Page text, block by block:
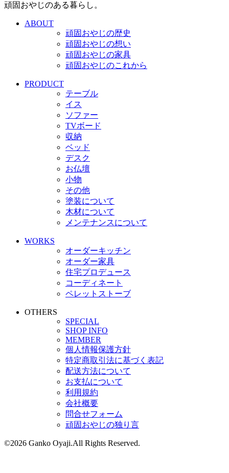
頑固おやじのある暮らし。
ABOUT
頑固おやじの歴史
頑固おやじの想い
頑固おやじの家具
頑固おやじのこれから
PRODUCT
テーブル
イス
ソファー
TVボード
収納
ベッド
デスク
お仏壇
小物
その他
塗装について
木材について
メンテナンスについて
WORKS
オーダーキッチン
オーダー家具
住宅プロデュース
コーディネート
ペレットストーブ
OTHERS
SPECIAL
SHOP INFO
MEMBER
個人情報保護方針
特定商取引法に基づく表記
配送方法について
お支払について
利用規約
会社概要
問合せフォーム
頑固おやじの独り言
©2026 Ganko Oyaji.All Rights Reserved.